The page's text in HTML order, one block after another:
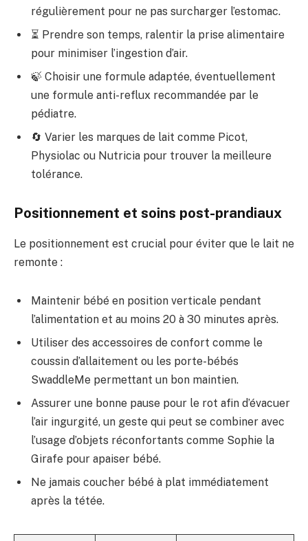
régulièrement pour ne pas surcharger l’estomac.
⏳ Prendre son temps, ralentir la prise alimentaire
pour minimiser l’ingestion d’air.
🍃 Choisir une formule adaptée, éventuellement
une formule anti-reflux recommandée par le
pédiatre.
🔄 Varier les marques de lait comme Picot,
Physiolac ou Nutricia pour trouver la meilleure
tolérance.
Positionnement et soins post-prandiaux
Le positionnement est crucial pour éviter que le lait ne
remonte :
Maintenir bébé en position verticale pendant
l’alimentation et au moins 20 à 30 minutes après.
Utiliser des accessoires de confort comme le
coussin d’allaitement ou les porte-bébés
SwaddleMe permettant un bon maintien.
Assurer une bonne pause pour le rot afin d’évacuer
l’air ingurgité, un geste qui peut se combiner avec
l’usage d’objets réconfortants comme Sophie la
Girafe pour apaiser bébé.
Ne jamais coucher bébé à plat immédiatement
après la tétée.